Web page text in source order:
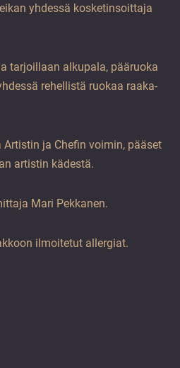
yhdessä kosketinsoittaja
tarjoillaan alkupala, pääruoka
rehellistä ruokaa raaka-
Artistin ja Chefin voimin, pääset
artistin kädestä.
Mari Pekkanen.
ilmoitetut allergiat.